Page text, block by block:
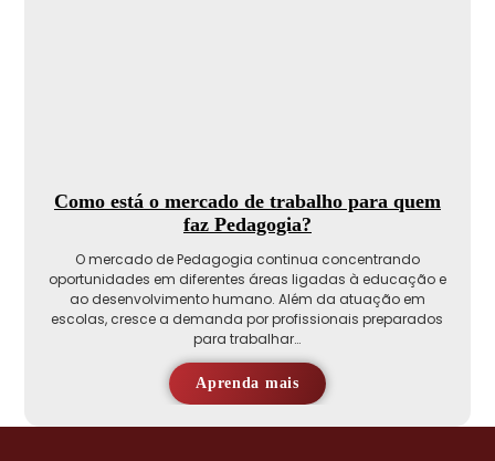
Como está o mercado de trabalho para quem
faz Pedagogia?
O mercado de Pedagogia continua concentrando
oportunidades em diferentes áreas ligadas à educação e
ao desenvolvimento humano. Além da atuação em
escolas, cresce a demanda por profissionais preparados
para trabalhar…
Aprenda mais